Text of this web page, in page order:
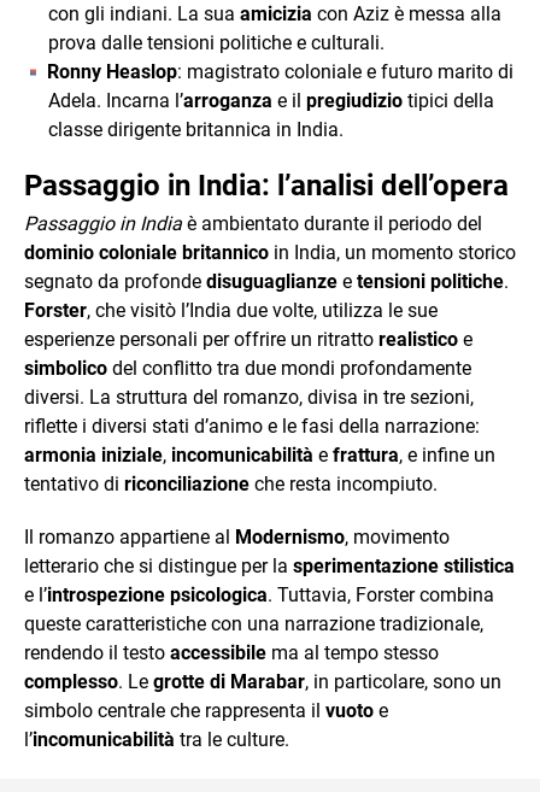
con gli indiani. La sua amicizia con Aziz è messa alla
prova dalle tensioni politiche e culturali.
Ronny Heaslop: magistrato coloniale e futuro marito di
Adela. Incarna l’arroganza e il pregiudizio tipici della
classe dirigente britannica in India.
Passaggio in India: l’analisi dell’opera
Passaggio in India è ambientato durante il periodo del
dominio coloniale britannico in India, un momento storico
segnato da profonde disuguaglianze e tensioni politiche.
Forster, che visitò l’India due volte, utilizza le sue
esperienze personali per offrire un ritratto realistico e
simbolico del conflitto tra due mondi profondamente
diversi. La struttura del romanzo, divisa in tre sezioni,
riflette i diversi stati d’animo e le fasi della narrazione:
armonia iniziale, incomunicabilità e frattura, e infine un
tentativo di riconciliazione che resta incompiuto.
Il romanzo appartiene al Modernismo, movimento
letterario che si distingue per la sperimentazione stilistica
e l’introspezione psicologica. Tuttavia, Forster combina
queste caratteristiche con una narrazione tradizionale,
rendendo il testo accessibile ma al tempo stesso
complesso. Le grotte di Marabar, in particolare, sono un
simbolo centrale che rappresenta il vuoto e
l’incomunicabilità tra le culture.